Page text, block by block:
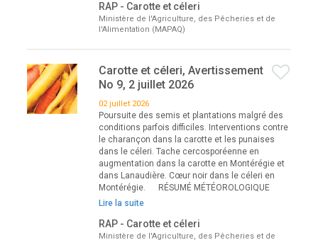
RAP - Carotte et céleri
Ministère de l'Agriculture, des Pêcheries et de
l'Alimentation (MAPAQ)
Carotte et céleri, Avertissement
No 9, 2 juillet 2026
02 juillet 2026
Poursuite des semis et plantations malgré des
conditions parfois difficiles. Interventions contre
le charançon dans la carotte et les punaises
dans le céleri. Tache cercosporéenne en
augmentation dans la carotte en Montérégie et
dans Lanaudière. Cœur noir dans le céleri en
Montérégie. RÉSUMÉ MÉTÉOROLOGIQUE
Lire la suite
RAP - Carotte et céleri
Ministère de l'Agriculture, des Pêcheries et de